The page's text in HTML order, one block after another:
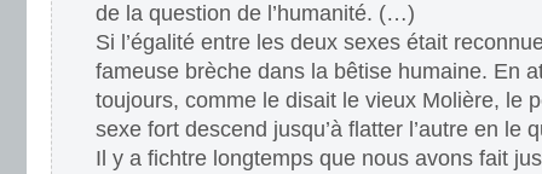
de la question de l’humanité. (…)
Si l’égalité entre les deux sexes était
fameuse brèche dans la bêtise humaine. En
toujours, comme le disait le vieux Molière, le
sexe fort descend jusqu’à flatter l’autre en le
Il y a fichtre longtemps que nous avons fait